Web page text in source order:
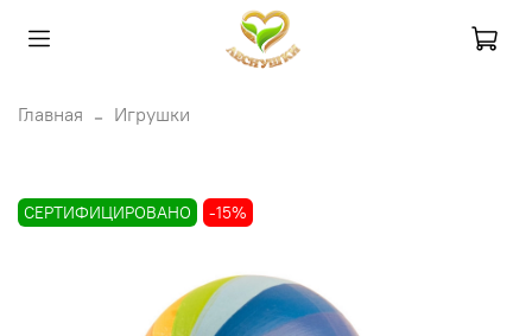
Главная Игрушки
СЕРТИФИЦИРОВАНО -15%